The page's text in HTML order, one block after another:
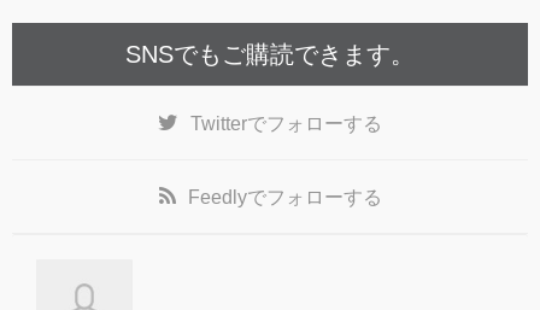
SNSでもご購読できます。
Twitterでフォローする
Feedlyでフォローする